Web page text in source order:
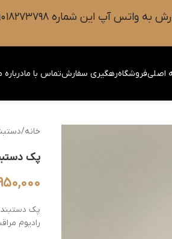
یا آیکون سبز رنگ واتس آپ روی صفحه را فشار دهید.
اصلیفروشگاهرهگیری سفارشتماس با مادرباره
خانه/
پک دستبند
پک دستبند
رادیوم